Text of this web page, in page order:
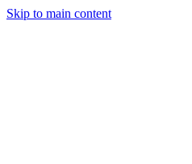
Skip to main content